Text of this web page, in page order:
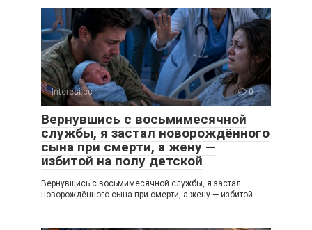
Interesi.cc 0
Вернувшись с восьмимесячной
службы, я застал новорождённого
сына при смерти, а жену —
избитой на полу детской
Вернувшись с восьмимесячной службы, я застал
новорождённого сына при смерти, а жену — избитой